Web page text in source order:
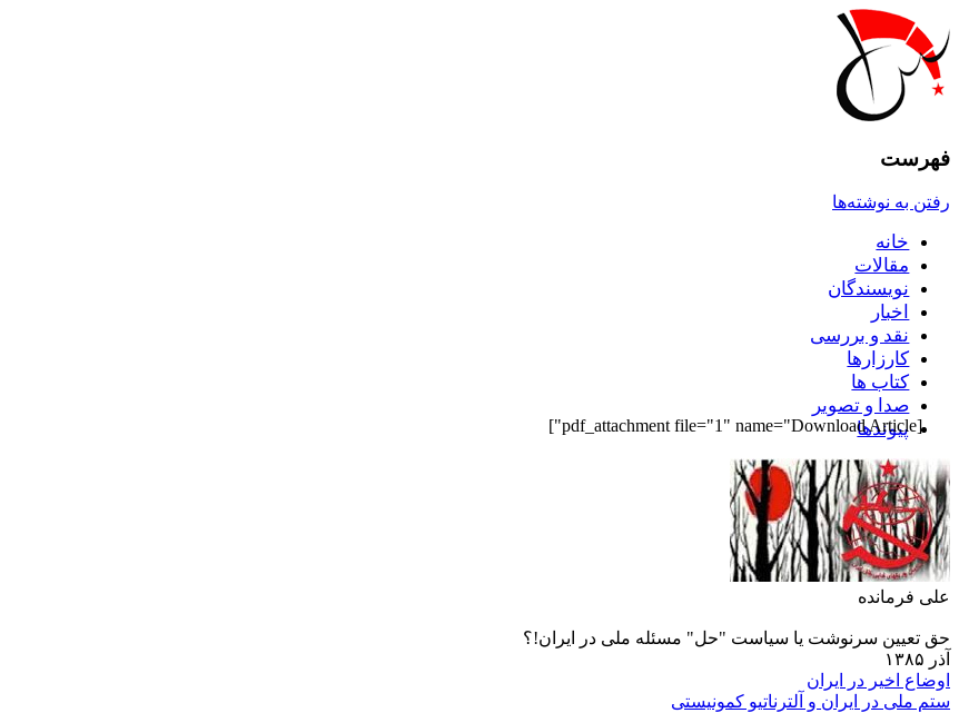
فهرست
رفتن به نوشته‌ها
خانه
مقالات
نويسندگان
اخبار
نقد و بررسى
کارزارها
کتاب ها
صدا و تصوير
پيوندها [pdf_attachment file="1" name="Download Article"]
علی فرمانده
حق تعیین سرنوشت یا سیاست "حل" مسئله ملی در ایران!؟
آذر ۱۳۸۵
اوضاع اخیر در ایران
ستم ملى در ايران و آلترناتيو کمونيستى